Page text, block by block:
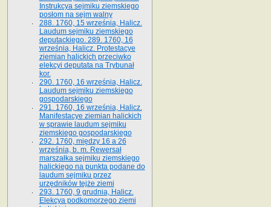
Instrukcya sejmiku ziemskiego
posłom na sejm walny
288. 1760, 15 września, Halicz.
Laudum sejmiku ziemskiego
deputackiego. 289. 1760, 16
września, Halicz. Protestacye
ziemian halickich przeciwko
elekcyi deputata na Trybunał
kor.
290. 1760, 16 września, Halicz.
Laudum sejmiku ziemskiego
gospodarskiego
291. 1760, 16 września, Halicz.
Manifestacye ziemian halickich
w sprawie laudum sejmiku
ziemskiego gospodarskiego
292. 1760, między 16 a 26
września, b. m. Rewersał
marszałka sejmiku ziemskiego
halickiego na punkta podane do
laudum sejmiku przez
urzędników tejże ziemi
293. 1760, 9 grudnia, Halicz.
Elekcya podkomorzego ziemi